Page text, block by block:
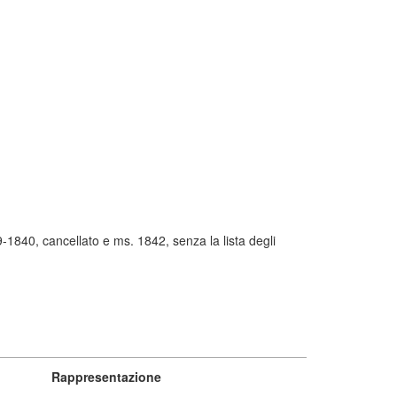
cancellato e ms. 1842, senza la lista degli
Rappresentazione